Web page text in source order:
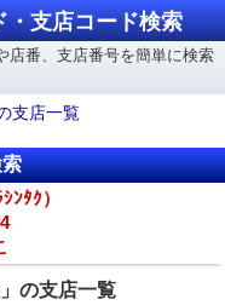
・支店コード検索
店番、支店番号を簡単に検索
支店一覧
ﾝﾀｸ）
の支店一覧